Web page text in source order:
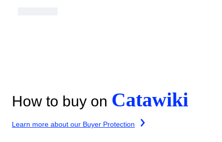
How to buy on Catawiki
Learn more about our Buyer Protection